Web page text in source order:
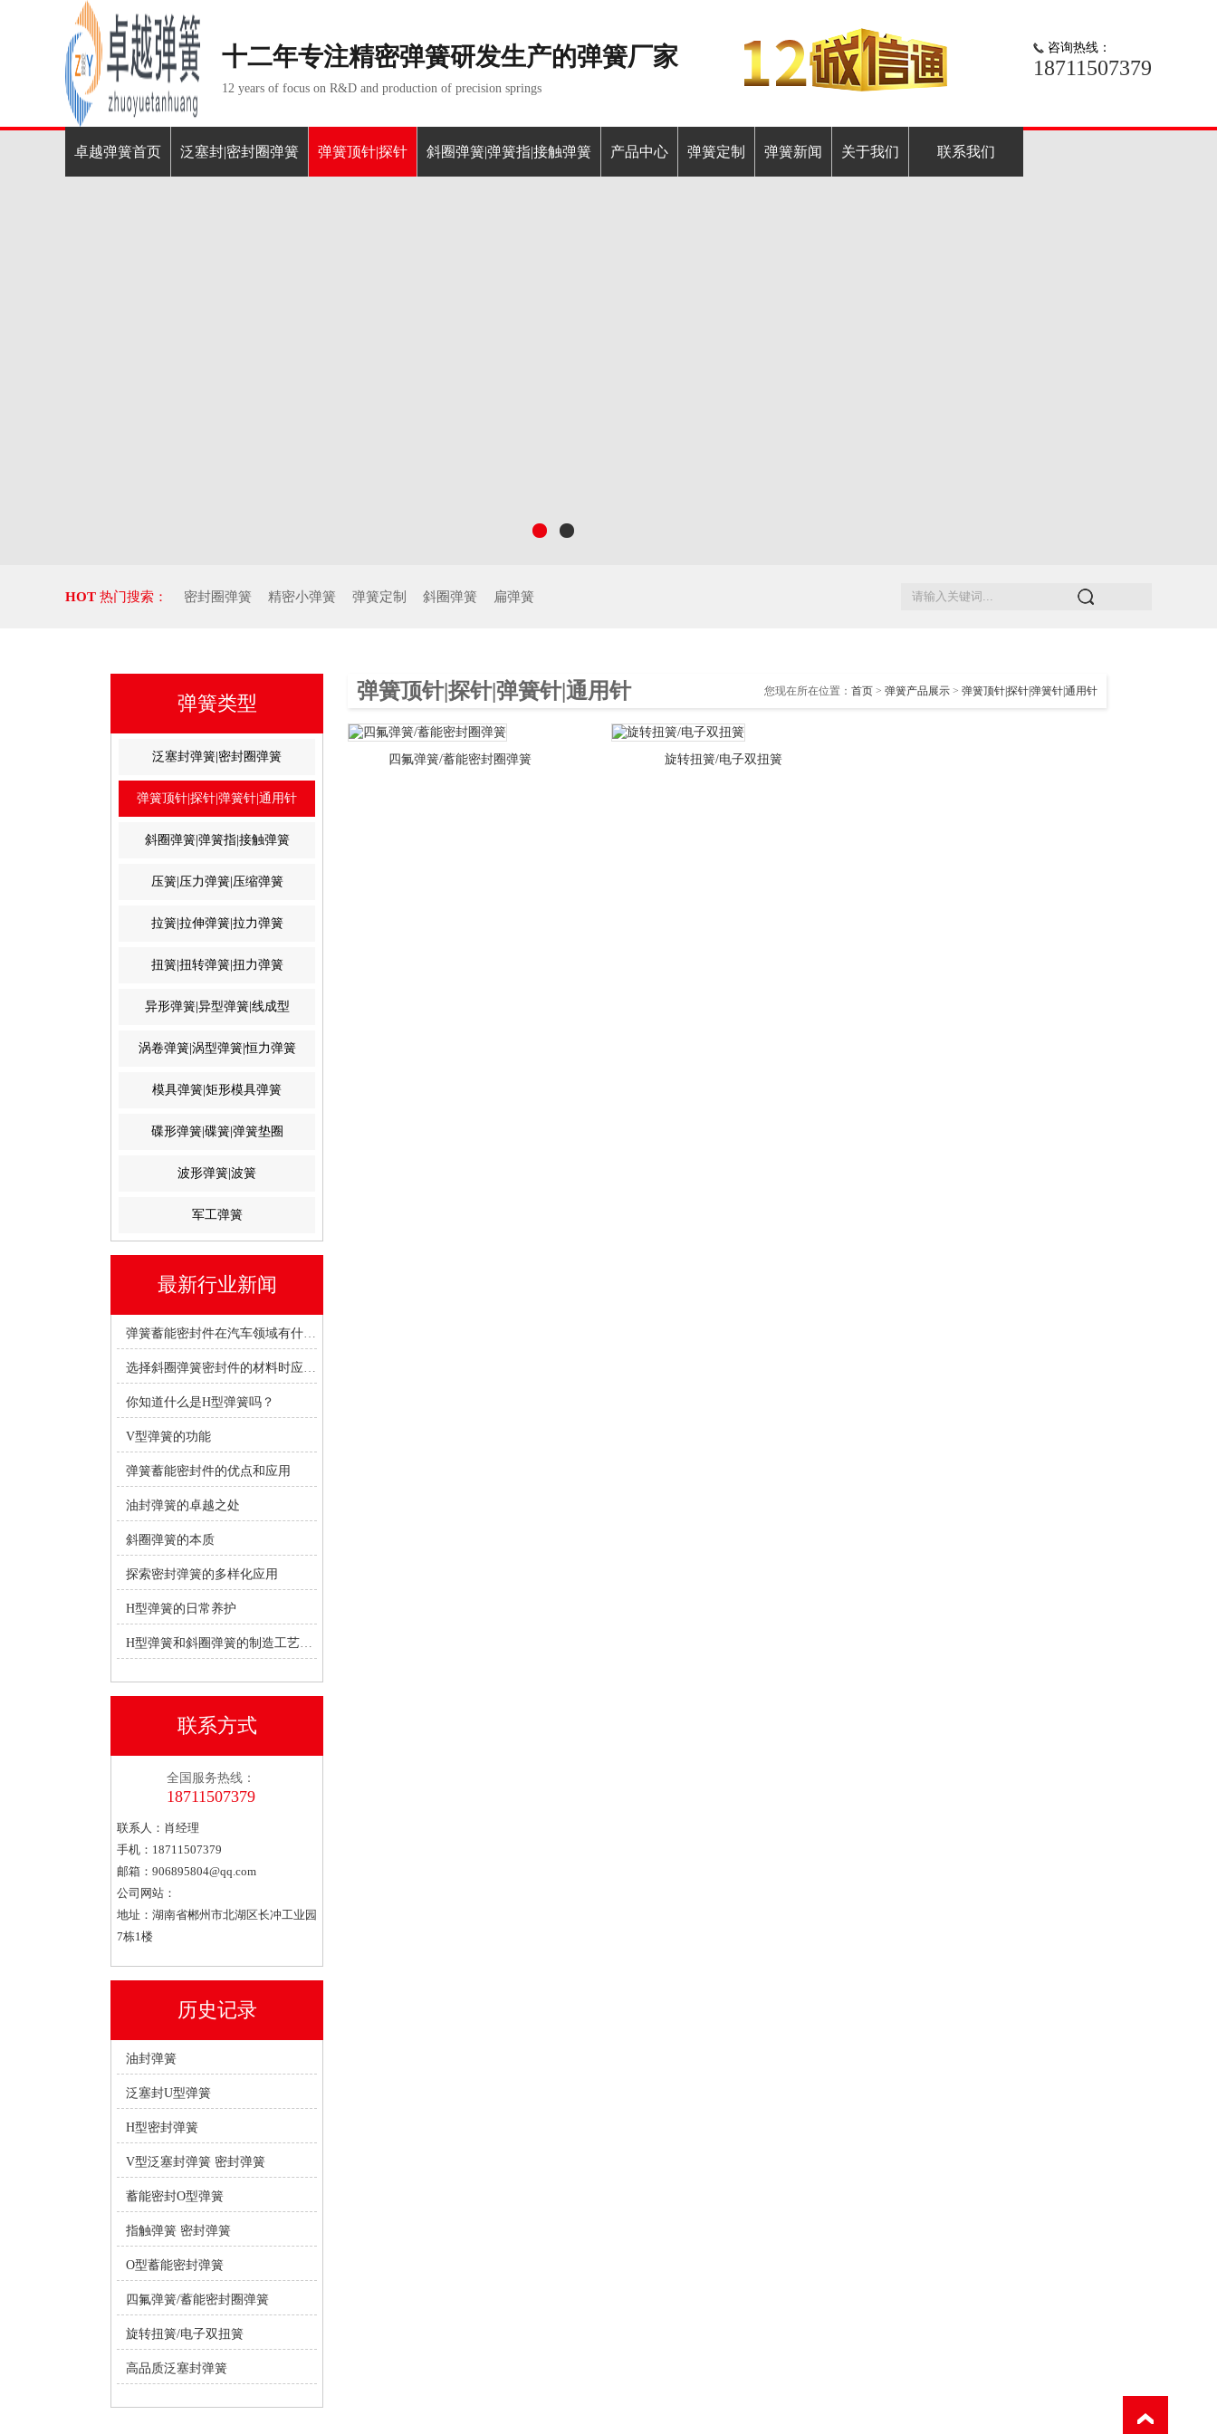
十二年专注精密弹簧研发生产的弹簧厂家
12 years of focus on R&D and production of precision springs
咨询热线：
18711507379
卓越弹簧首页 泛塞封|密封圈弹簧 弹簧顶针|探针 斜圈弹簧|弹簧指|接触弹簧 产品中心 弹簧定制 弹簧新闻 关于我们 联系我们
HOT 热门搜索： 密封圈弹簧 精密小弹簧 弹簧定制 斜圈弹簧 扁弹簧
弹簧类型
泛塞封弹簧|密封圈弹簧
弹簧顶针|探针|弹簧针|通用针
斜圈弹簧|弹簧指|接触弹簧
压簧|压力弹簧|压缩弹簧
拉簧|拉伸弹簧|拉力弹簧
扭簧|扭转弹簧|扭力弹簧
异形弹簧|异型弹簧|线成型
涡卷弹簧|涡型弹簧|恒力弹簧
模具弹簧|矩形模具弹簧
碟形弹簧|碟簧|弹簧垫圈
波形弹簧|波簧
军工弹簧
最新行业新闻
弹簧蓄能密封件在汽车领域有什么优势？
选择斜圈弹簧密封件的材料时应考虑哪些因素？
你知道什么是H型弹簧吗？
V型弹簧的功能
弹簧蓄能密封件的优点和应用
油封弹簧的卓越之处
斜圈弹簧的本质
探索密封弹簧的多样化应用
H型弹簧的日常养护
H型弹簧和斜圈弹簧的制造工艺有何不同？
联系方式
全国服务热线：
18711507379
联系人：肖经理
手机：18711507379
邮箱： 906895804@qq.com
公司网站：
地址：湖南省郴州市北湖区长冲工业园
7栋1楼
历史记录
油封弹簧
泛塞封U型弹簧
H型密封弹簧
V型泛塞封弹簧 密封弹簧
蓄能密封O型弹簧
指触弹簧 密封弹簧
O型蓄能密封弹簧
四氟弹簧/蓄能密封圈弹簧
旋转扭簧/电子双扭簧
高品质泛塞封弹簧
弹簧顶针|探针|弹簧针|通用针 您现在所在位置： 首页 > 弹簧产品展示 > 弹簧顶针|探针|弹簧针|通用针
四氟弹簧/蓄能密封圈弹簧 旋转扭簧/电子双扭簧